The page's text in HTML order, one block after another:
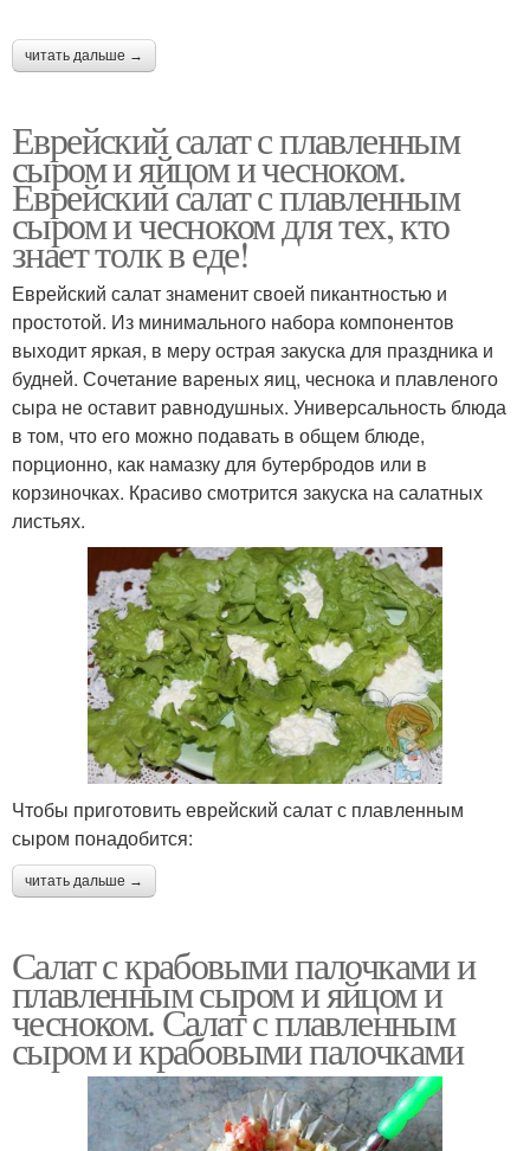
читать дальше →
Еврейский салат с плавленным
сыром и яйцом и чесноком.
Еврейский салат с плавленным
сыром и чесноком для тех, кто
знает толк в еде!
Еврейский салат знаменит своей пикантностью и
простотой. Из минимального набора компонентов
выходит яркая, в меру острая закуска для праздника и
будней. Сочетание вареных яиц, чеснока и плавленого
сыра не оставит равнодушных. Универсальность блюда
в том, что его можно подавать в общем блюде,
порционно, как намазку для бутербродов или в
корзиночках. Красиво смотрится закуска на салатных
листьях.
Чтобы приготовить еврейский салат с плавленным
сыром понадобится:
читать дальше →
Салат с крабовыми палочками и
плавленным сыром и яйцом и
чесноком. Салат с плавленным
сыром и крабовыми палочками